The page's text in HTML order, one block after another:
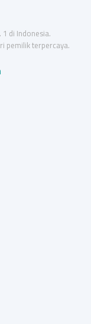
di Indonesia.
pemilik terpercaya.